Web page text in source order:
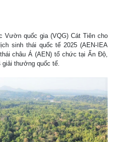
Vườn quốc gia (VQG) Cát Tiên cho
sinh thái quốc tế 2025 (AEN-IEA
châu Á (AEN) tổ chức tại Ấn Độ,
thưởng quốc tế.